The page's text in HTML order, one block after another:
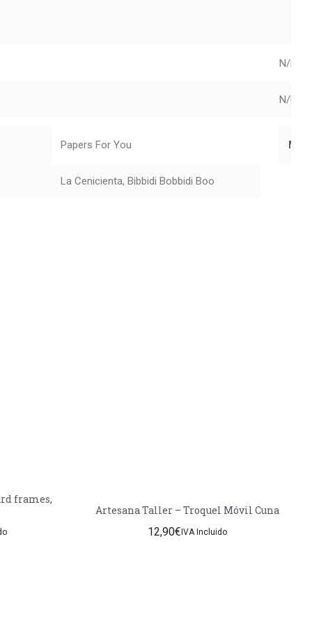
N/D
N/D
Papers For You
La Cenicienta, Bibbidi Bobbidi Boo
frames,
Artesana Taller – Troquel Móvil Cuna
12,90€IVA Incluido